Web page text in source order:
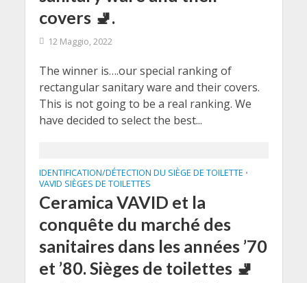
covers 🚽.
12 Maggio, 2022
The winner is….our special ranking of
rectangular sanitary ware and their covers.
This is not going to be a real ranking. We
have decided to select the best...
IDENTIFICATION/DÉTECTION DU SIÈGE DE TOILETTE •
VAVID SIÈGES DE TOILETTES
Ceramica VAVID et la
conquête du marché des
sanitaires dans les années ’70
et ’80. Sièges de toilettes 🚽